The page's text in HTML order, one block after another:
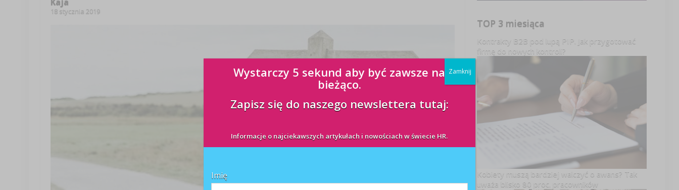
Kaja
18 stycznia 2019
TOP 3 miesiąca
Kontrakty B2B pod lupą PIP. Jak przygotować
firmę do nowych kontroli?
Kobiety muszą bardziej walczyć o awans? Tak
uważa blisko 80 proc. pracowników
Wystarczy 5 sekund aby być zawsze na
bieżąco.
Zapisz się do naszego newslettera tutaj:
Informacje o najciekawszych artykułach i nowościach w świecie HR.
Imię
Zamknij